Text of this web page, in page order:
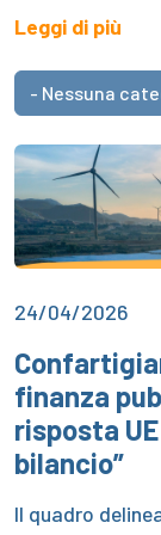
Leggi di più
- Nessuna
24/04/2026
finanza
risposta
bilancio”
Il quadro